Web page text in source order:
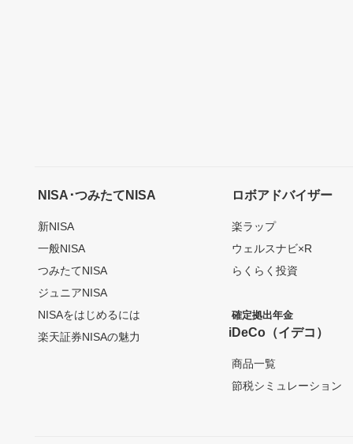
NISA･つみたてNISA
新NISA
一般NISA
つみたてNISA
ジュニアNISA
NISAをはじめるには
楽天証券NISAの魅力
ロボアドバイザー
楽ラップ
ウェルスナビ×R
らくらく投資
確定拠出年金
iDeCo（イデコ）
商品一覧
節税シミュレーション